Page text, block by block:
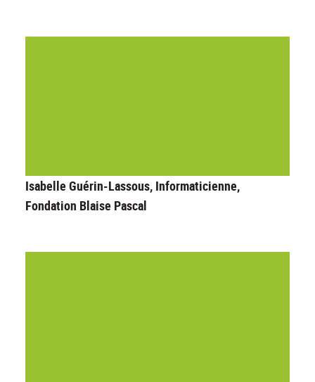
Isabelle Guérin-Lassous, Informaticienne,
Fondation Blaise Pascal